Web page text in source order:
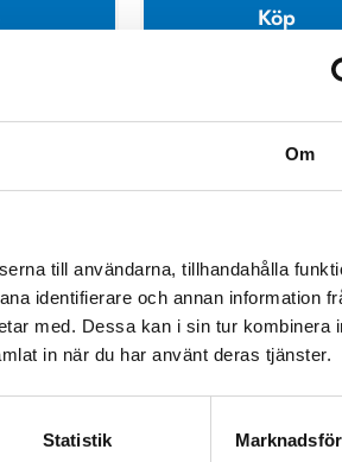
Om
till användarna, tillhandahålla
identifierare och annan information
med. Dessa kan i sin tur kombinera
in när du har använt deras tjänster.
Statistik
Köp